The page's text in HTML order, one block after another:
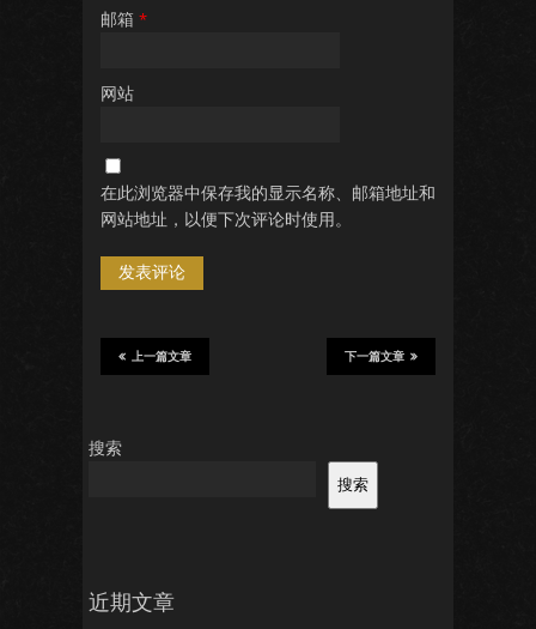
邮箱 *
网站
在此浏览器中保存我的显示名称、邮箱地址和
网站地址，以便下次评论时使用。
下一篇文章
上一篇文章
搜索
搜索
近期文章